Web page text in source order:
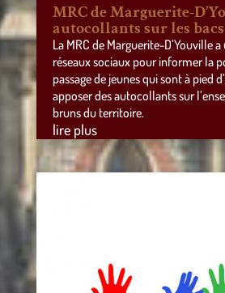
MRC de Marguerite-
autocollants sur les
La MRC de Marguerite-D’Youville
réseaux sociaux pour informer la
passage de jeunes qui sont à pied
apposer des autocollants sur
bruns du territoire.
lire plus